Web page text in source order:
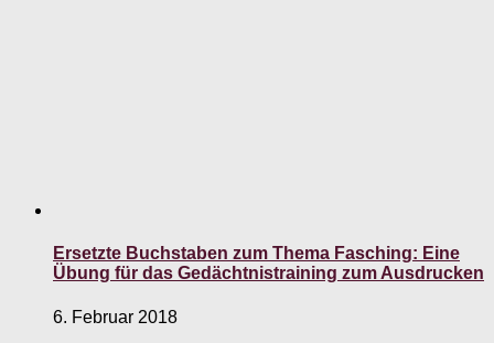
Ersetzte Buchstaben zum Thema Fasching: Eine
Übung für das Gedächtnistraining zum Ausdrucken
6. Februar 2018